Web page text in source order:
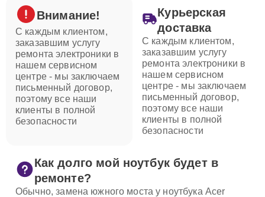
Внимание!
С каждым клиентом,
заказавшим услугу
ремонта электроники в
нашем сервисном
центре - мы заключаем
письменный договор,
поэтому все наши
клиенты в полной
безопасности
Курьерская
доставка
С каждым клиентом,
заказавшим услугу
ремонта электроники в
нашем сервисном
центре - мы заключаем
письменный договор,
поэтому все наши
клиенты в полной
безопасности
Как долго мой ноутбук будет в
ремонте?
Обычно, замена южного моста у ноутбука Acer